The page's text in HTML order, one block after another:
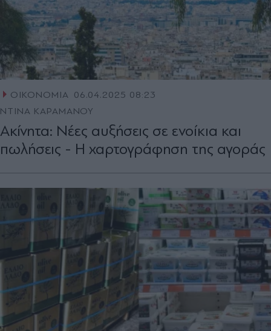
ΟΙΚΟΝΟΜΙΑ 06.04.2025 08:23
ΝΤΙΝΑ ΚΑΡΑΜΑΝΟΥ
Ακίνητα: Νέες αυξήσεις σε ενοίκια και
πωλήσεις - Η χαρτογράφηση της αγοράς